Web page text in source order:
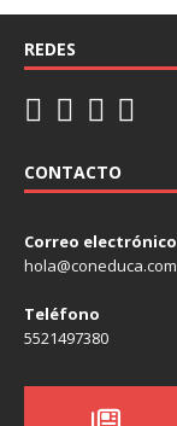
REDES
CONTACTO
Correo electrónico
hola@coneduca.com
Teléfono
5521497380